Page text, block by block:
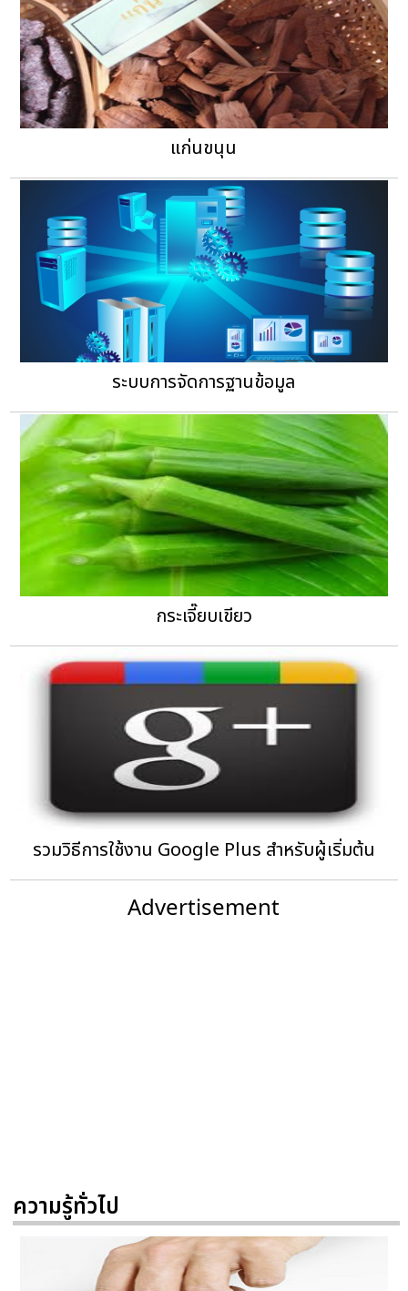
แก่นขนุน
ระบบการจัดการฐานข้อมูล
กระเจี๊ยบเขียว
รวมวิธีการใช้งาน Google Plus สำหรับผู้เริ่มต้น
Advertisement
ความรู้ทั่วไป